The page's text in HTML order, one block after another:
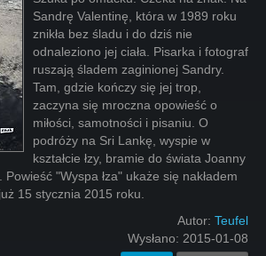
Sandrę Valentinę, która w 1989 roku
znikła bez śladu i do dziś nie
odnaleziono jej ciała. Pisarka i fotograf
ruszają śladem zaginionej Sandry.
Tam, gdzie kończy się jej trop,
zaczyna się mroczna opowieść o
miłości, samotności i pisaniu. O
podróży na Sri Lankę, wyspie w
kształcie łzy, bramie do świata Joanny
"Wyspa łza" ukaże się nakładem
15 stycznia 2015 roku.
Autor: Teufel
Wysłano: 2015-01-08